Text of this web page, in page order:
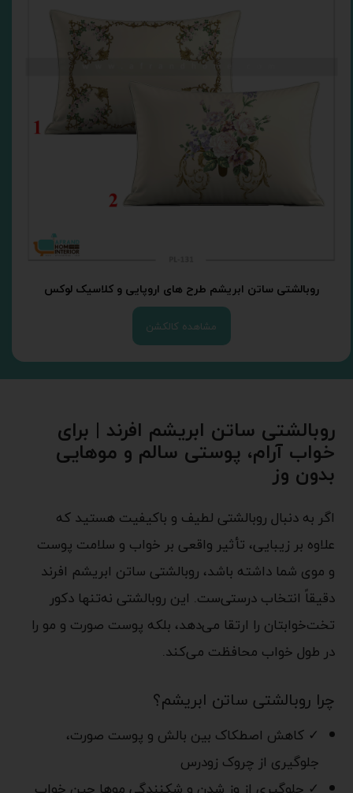
روبالشتی ساتن ابریشم طرح های اروپایی و کلاسیک لوکس
مشاهده کالکشن
روبالشتی ساتن ابریشم افرند | برای
خواب آرام، پوستی سالم و موهایی
بدون وز
اگر به دنبال روبالشتی لطیف و باکیفیت هستید که
علاوه بر زیبایی، تأثیر واقعی بر خواب و سلامت پوست
و موی شما داشته باشد، روبالشتی ساتن ابریشم افرند
دقیقاً انتخاب درستی‌ست. این روبالشتی نه‌تنها دکور
تخت‌خوابتان را ارتقا می‌دهد، بلکه پوست صورت و مو را
در طول خواب محافظت می‌کند.
چرا روبالشتی ساتن ابریشم؟
✓ کاهش اصطکاک بین بالش و پوست صورت،
جلوگیری از چروک زودرس